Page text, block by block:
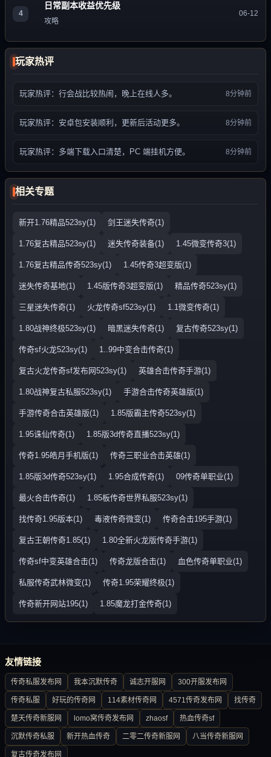
4
日常副本收益优先级
攻略
06-12
玩家热评
玩家热评：行会战比较热闹，晚上在线人多。 8分钟前
玩家热评：安卓包安装顺利，更新后活动更多。 8分钟前
玩家热评：多端下载入口清楚，PC 端挂机方便。 8分钟前
相关专题
新开1.76精品523sy(1) 剑王迷失传奇(1)
1.76复古精品523sy(1) 迷失传奇装备(1) 1.45微变传奇3(1)
1.76复古精品传奇523sy(1) 1.45传奇3超变版(1)
迷失传奇基地(1) 1.45版传奇3超变版(1) 精品传奇523sy(1)
三星迷失传奇(1) 火龙传奇sf523sy(1) 1.1微变传奇(1)
1.80战神终极523sy(1) 暗黑迷失传奇(1) 复古传奇523sy(1)
传奇sf火龙523sy(1) 1..99中变合击传奇(1)
复古火龙传奇sf发布网523sy(1) 英雄合击传奇手游(1)
1.80战神复古私服523sy(1) 手游合击传奇英雄版(1)
手游传奇合击英雄版(1) 1.85版霸主传奇523sy(1)
1.95诛仙传奇(1) 1.85版3d传奇直播523sy(1)
传奇1.95皓月手机版(1) 传奇三职业合击英雄(1)
1.85版3d传奇523sy(1) 1.95合成传奇(1) 09传奇单职业(1)
最火合击传奇(1) 1.85板传奇世界私服523sy(1)
找传奇1.95版本(1) 毒液传奇微变(1) 传奇合击195手游(1)
复古王朝传奇1.85(1) 1.80全新火龙版传奇手游(1)
传奇sf中变英雄合击(1) 传奇龙版合击(1) 血色传奇单职业(1)
私服传奇武林微变(1) 传奇1.95荣耀终极(1)
传奇新开网站195(1) 1.85魔龙打金传奇(1)
友情链接
传奇私服发布网 我本沉默传奇 诚志开服网 300开服发布网
传奇私服 好玩的传奇网 114素材传奇网 4571传奇发布网 找传奇
楚天传奇新服网 lomo窝传奇发布网 zhaosf 热血传奇sf
沉默传奇私服 新开热血传奇 二零二传奇新服网 八当传奇新服网
复古传奇发布网